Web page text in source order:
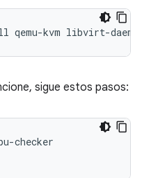
sigue estos pasos:
checker